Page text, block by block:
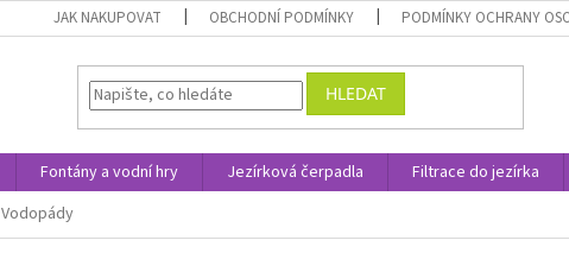
JAK NAKUPOVAT OBCHODNÍ PODMÍNKY PODMÍNKY OCHRANY
HLEDAT
Fontány a vodní hry Jezírková čerpadla Filtrace do jezírka
Vodopády